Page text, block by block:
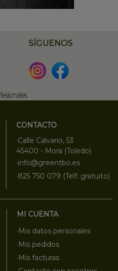
SÍGUENOS
CONTACTO
·Calle Calvario, 53
45400 - Mora (Toledo)
·info@greentbo.es
·825 750 079 (Telf. gratuito)
MI CUENTA
·Mis datos personales
·Mis pedidos
·Mis facturas